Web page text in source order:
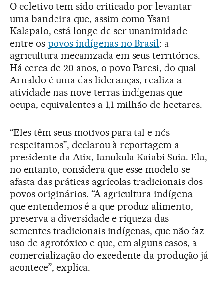
O coletivo tem sido criticado por levantar
uma bandeira que, assim como Ysani
Kalapalo, está longe de ser unanimidade
entre os povos indígenas no Brasil: a
agricultura mecanizada em seus territórios.
Há cerca de 20 anos, o povo Paresi, do qual
Arnaldo é uma das lideranças, realiza a
atividade nas nove terras indígenas que
ocupa, equivalentes a 1,1 milhão de hectares.
“Eles têm seus motivos para tal e nós
respeitamos”, declarou à reportagem a
presidente da Atix, Ianukula Kaiabi Suia. Ela,
no entanto, considera que esse modelo se
afasta das práticas agrícolas tradicionais dos
povos originários. “A agricultura indígena
que entendemos é a que produz alimento,
preserva a diversidade e riqueza das
sementes tradicionais indígenas, que não faz
uso de agrotóxico e que, em alguns casos, a
comercialização do excedente da produção já
acontece”, explica.